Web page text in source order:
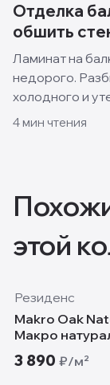
Отделка
обшить
Ламинат на
недорого.
холодного и
и пол своими
4мин чтения
этой
Резиденс
Makro Oak
Макро
3 890 ₽/м²